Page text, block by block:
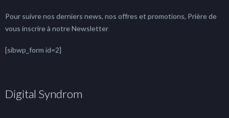
Pour suivre nos derniers news, nos offres et promotions, Prière de
vous inscrire à notre Newsletter
[sibwp_form id=2]
Digital Syndrom